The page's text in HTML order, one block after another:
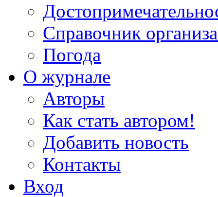
Справочник
Погода
О журнале
Авторы
Как стать автором!
Добавить новость
Контакты
Вход